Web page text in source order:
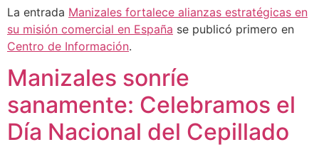
La entrada Manizales fortalece alianzas estratégicas en
su misión comercial en España se publicó primero en
Centro de Información.
Manizales sonríe
sanamente: Celebramos el
Día Nacional del Cepillado